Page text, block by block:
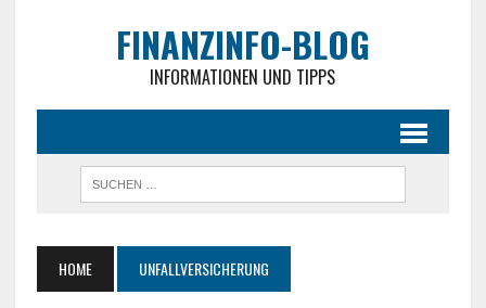
FINANZINFO-BLOG
INFORMATIONEN UND TIPPS
HOME UNFALLVERSICHERUNG